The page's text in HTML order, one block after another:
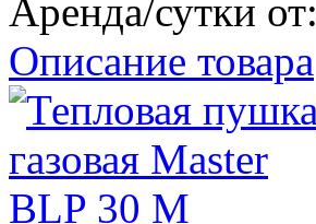
Аренда/сутки от:
Описание товара